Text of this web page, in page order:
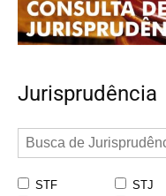
Jurisprudência
STF STJ